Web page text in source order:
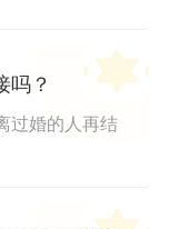
吗？
过婚的人再结